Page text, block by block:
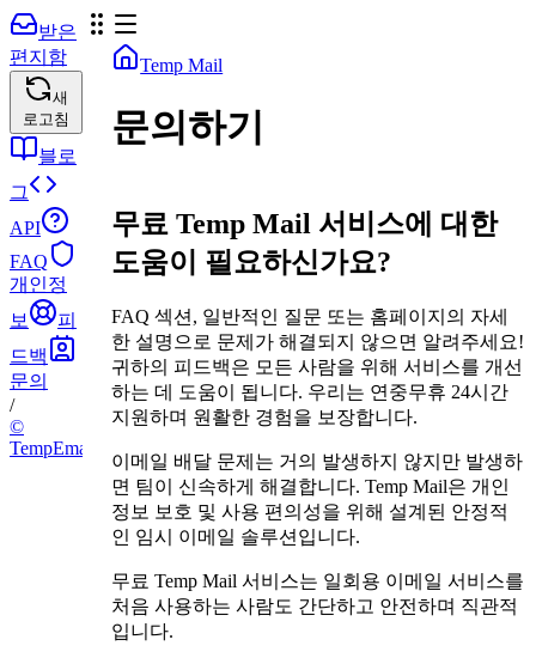
받은
편지함
새
로고침
블로
그
API
FAQ
개인정
보
피
드백
문의
/
©
TempEmail.cc
Temp Mail
문의하기
무료 Temp Mail 서비스에 대한
도움이 필요하신가요?
FAQ 섹션, 일반적인 질문 또는 홈페이지의 자세
한 설명으로 문제가 해결되지 않으면 알려주세요!
귀하의 피드백은 모든 사람을 위해 서비스를 개선
하는 데 도움이 됩니다. 우리는 연중무휴 24시간
지원하며 원활한 경험을 보장합니다.
이메일 배달 문제는 거의 발생하지 않지만 발생하
면 팀이 신속하게 해결합니다. Temp Mail은 개인
정보 보호 및 사용 편의성을 위해 설계된 안정적
인 임시 이메일 솔루션입니다.
무료 Temp Mail 서비스는 일회용 이메일 서비스를
처음 사용하는 사람도 간단하고 안전하며 직관적
입니다.